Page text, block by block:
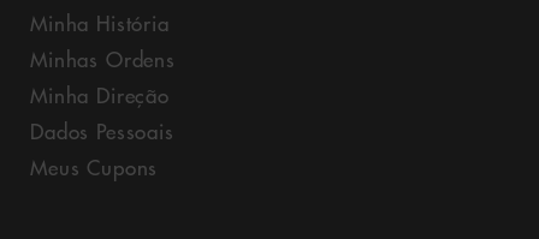
Minha História
Minhas Ordens
Minha Direção
Dados Pessoais
Meus Cupons